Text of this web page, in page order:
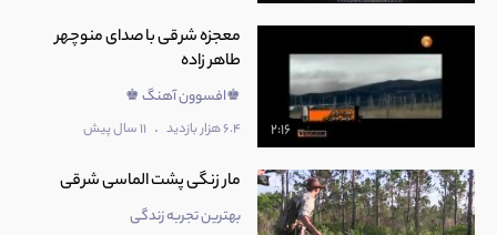
2:16
معجزه شرقی با صدای منوچهر
طاهر زاده
♚افسوون آهنگ ♚
6.4 هزار بازدید . 11 سال پیش
مار زنگی پشت الماسی شرقی
بهترین تجربه زندگی